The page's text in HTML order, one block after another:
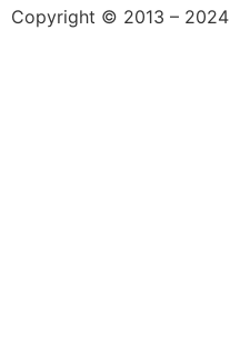
Copyright © 2013 – 2024